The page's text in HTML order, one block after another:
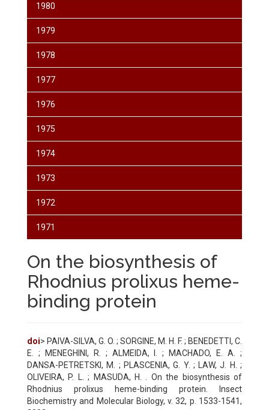
1980
1979
1978
1977
1976
1975
1974
1973
1972
1971
On the biosynthesis of
Rhodnius prolixus heme-
binding protein
doi> PAIVA-SILVA, G. O. ; SORGINE, M. H. F. ; BENEDETTI, C.
E. ; MENEGHINI, R. ; ALMEIDA, I. ; MACHADO, E. A. ;
DANSA-PETRETSKI, M. ; PLASCENIA, G. Y. ; LAW, J. H. ;
OLIVEIRA, P. L. ; MASUDA, H. . On the biosynthesis of
Rhodnius prolixus heme-binding protein. Insect
Biochemistry and Molecular Biology, v. 32, p. 1533-1541,